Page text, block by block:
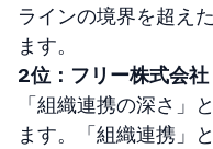
ラインの境界を超え
ます。
2位：フリー株式会社
「組織連携の深さ」
ます。「組織連携」